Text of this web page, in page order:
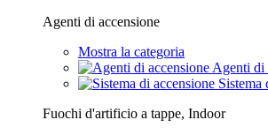
Agenti di accensione
Mostra la categoria
Agenti di
Sistema
Fuochi d'artificio a tappe, Indoor